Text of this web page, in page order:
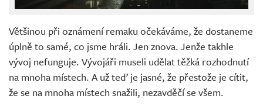
Většinou při oznámení remaku očekáváme, že dostaneme
úplně to samé, co jsme hráli. Jen znova. Jenže takhle
vývoj nefunguje. Vývojáři museli udělat těžká rozhodnutí
na mnoha místech. A už teď je jasné, že přestože je cítit,
že se na mnoha místech snažili, nezavděčí se všem.